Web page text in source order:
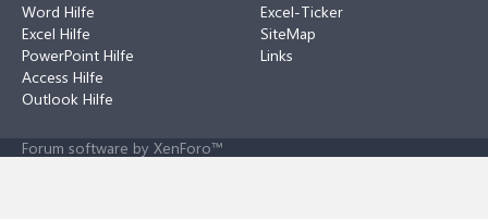
Word Hilfe
Excel Hilfe
PowerPoint Hilfe
Access Hilfe
Outlook Hilfe
Excel-Ticker
SiteMap
Links
Forum software by XenForo™